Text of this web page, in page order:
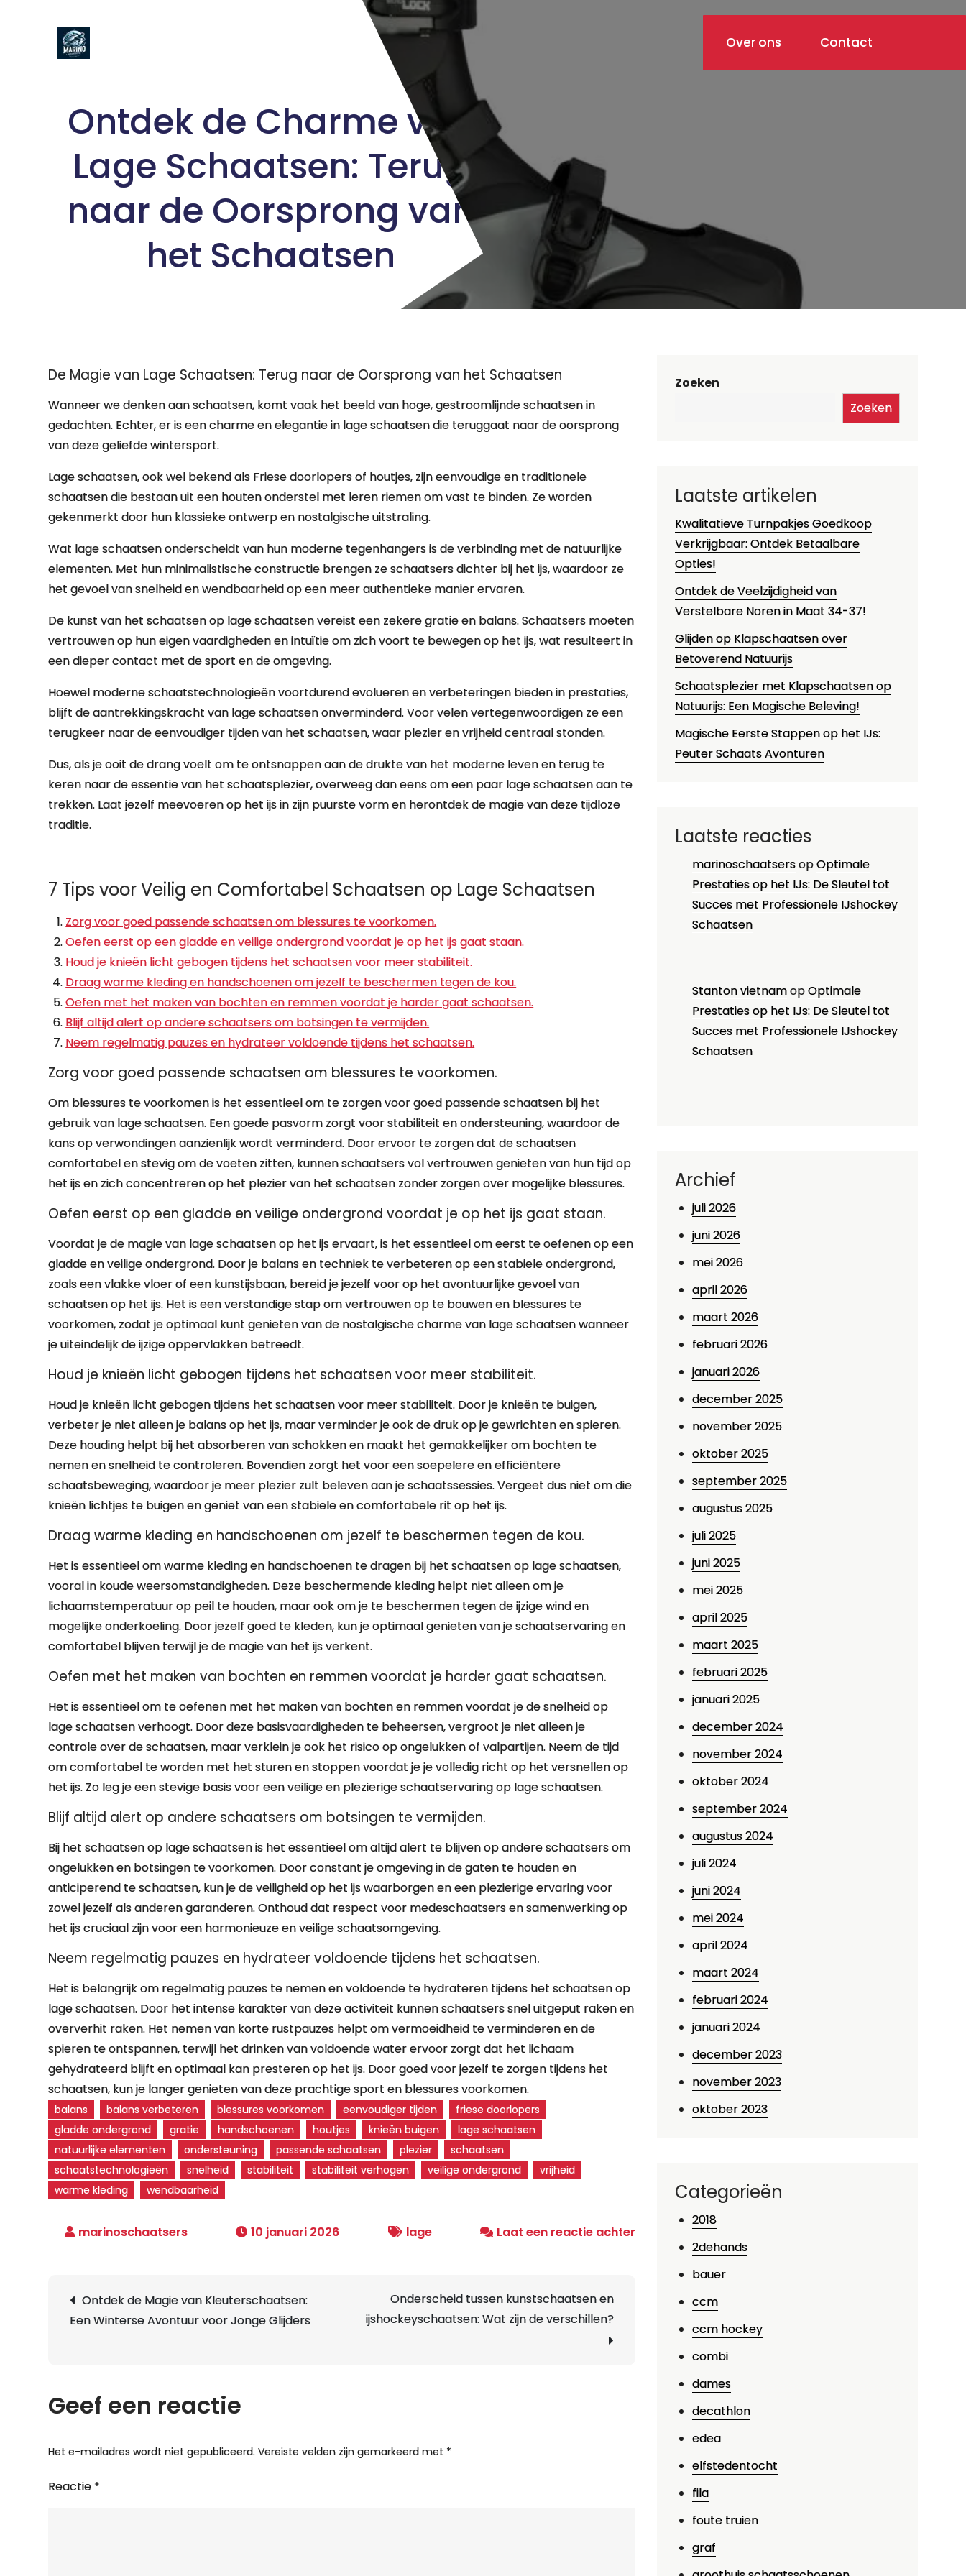
Over ons Contact
Ontdek de Charme van
Lage Schaatsen: Terug
naar de Oorsprong van
het Schaatsen
De Magie van Lage Schaatsen: Terug naar de Oorsprong van het Schaatsen
Wanneer we denken aan schaatsen, komt vaak het beeld van hoge, gestroomlijnde schaatsen in
gedachten. Echter, er is een charme en elegantie in lage schaatsen die teruggaat naar de oorsprong
van deze geliefde wintersport.
Lage schaatsen, ook wel bekend als Friese doorlopers of houtjes, zijn eenvoudige en traditionele
schaatsen die bestaan uit een houten onderstel met leren riemen om vast te binden. Ze worden
gekenmerkt door hun klassieke ontwerp en nostalgische uitstraling.
Wat lage schaatsen onderscheidt van hun moderne tegenhangers is de verbinding met de natuurlijke
elementen. Met hun minimalistische constructie brengen ze schaatsers dichter bij het ijs, waardoor ze
het gevoel van snelheid en wendbaarheid op een meer authentieke manier ervaren.
De kunst van het schaatsen op lage schaatsen vereist een zekere gratie en balans. Schaatsers moeten
vertrouwen op hun eigen vaardigheden en intuïtie om zich voort te bewegen op het ijs, wat resulteert in
een dieper contact met de sport en de omgeving.
Hoewel moderne schaatstechnologieën voortdurend evolueren en verbeteringen bieden in prestaties,
blijft de aantrekkingskracht van lage schaatsen onverminderd. Voor velen vertegenwoordigen ze een
terugkeer naar de eenvoudiger tijden van het schaatsen, waar plezier en vrijheid centraal stonden.
Dus, als je ooit de drang voelt om te ontsnappen aan de drukte van het moderne leven en terug te
keren naar de essentie van het schaatsplezier, overweeg dan eens om een paar lage schaatsen aan te
trekken. Laat jezelf meevoeren op het ijs in zijn puurste vorm en herontdek de magie van deze tijdloze
traditie.
7 Tips voor Veilig en Comfortabel Schaatsen op Lage Schaatsen
Zorg voor goed passende schaatsen om blessures te voorkomen.
Oefen eerst op een gladde en veilige ondergrond voordat je op het ijs gaat staan.
Houd je knieën licht gebogen tijdens het schaatsen voor meer stabiliteit.
Draag warme kleding en handschoenen om jezelf te beschermen tegen de kou.
Oefen met het maken van bochten en remmen voordat je harder gaat schaatsen.
Blijf altijd alert op andere schaatsers om botsingen te vermijden.
Neem regelmatig pauzes en hydrateer voldoende tijdens het schaatsen.
Zorg voor goed passende schaatsen om blessures te voorkomen.
Om blessures te voorkomen is het essentieel om te zorgen voor goed passende schaatsen bij het
gebruik van lage schaatsen. Een goede pasvorm zorgt voor stabiliteit en ondersteuning, waardoor de
kans op verwondingen aanzienlijk wordt verminderd. Door ervoor te zorgen dat de schaatsen
comfortabel en stevig om de voeten zitten, kunnen schaatsers vol vertrouwen genieten van hun tijd op
het ijs en zich concentreren op het plezier van het schaatsen zonder zorgen over mogelijke blessures.
Oefen eerst op een gladde en veilige ondergrond voordat je op het ijs gaat staan.
Voordat je de magie van lage schaatsen op het ijs ervaart, is het essentieel om eerst te oefenen op een
gladde en veilige ondergrond. Door je balans en techniek te verbeteren op een stabiele ondergrond,
zoals een vlakke vloer of een kunstijsbaan, bereid je jezelf voor op het avontuurlijke gevoel van
schaatsen op het ijs. Het is een verstandige stap om vertrouwen op te bouwen en blessures te
voorkomen, zodat je optimaal kunt genieten van de nostalgische charme van lage schaatsen wanneer
je uiteindelijk de ijzige oppervlakken betreedt.
Houd je knieën licht gebogen tijdens het schaatsen voor meer stabiliteit.
Houd je knieën licht gebogen tijdens het schaatsen voor meer stabiliteit. Door je knieën te buigen,
verbeter je niet alleen je balans op het ijs, maar verminder je ook de druk op je gewrichten en spieren.
Deze houding helpt bij het absorberen van schokken en maakt het gemakkelijker om bochten te
nemen en snelheid te controleren. Bovendien zorgt het voor een soepelere en efficiëntere
schaatsbeweging, waardoor je meer plezier zult beleven aan je schaatssessies. Vergeet dus niet om die
knieën lichtjes te buigen en geniet van een stabiele en comfortabele rit op het ijs.
Draag warme kleding en handschoenen om jezelf te beschermen tegen de kou.
Het is essentieel om warme kleding en handschoenen te dragen bij het schaatsen op lage schaatsen,
vooral in koude weersomstandigheden. Deze beschermende kleding helpt niet alleen om je
lichaamstemperatuur op peil te houden, maar ook om je te beschermen tegen de ijzige wind en
mogelijke onderkoeling. Door jezelf goed te kleden, kun je optimaal genieten van je schaatservaring en
comfortabel blijven terwijl je de magie van het ijs verkent.
Oefen met het maken van bochten en remmen voordat je harder gaat schaatsen.
Het is essentieel om te oefenen met het maken van bochten en remmen voordat je de snelheid op
lage schaatsen verhoogt. Door deze basisvaardigheden te beheersen, vergroot je niet alleen je
controle over de schaatsen, maar verklein je ook het risico op ongelukken of valpartijen. Neem de tijd
om comfortabel te worden met het sturen en stoppen voordat je je volledig richt op het versnellen op
het ijs. Zo leg je een stevige basis voor een veilige en plezierige schaatservaring op lage schaatsen.
Blijf altijd alert op andere schaatsers om botsingen te vermijden.
Bij het schaatsen op lage schaatsen is het essentieel om altijd alert te blijven op andere schaatsers om
ongelukken en botsingen te voorkomen. Door constant je omgeving in de gaten te houden en
anticiperend te schaatsen, kun je de veiligheid op het ijs waarborgen en een plezierige ervaring voor
zowel jezelf als anderen garanderen. Onthoud dat respect voor medeschaatsers en samenwerking op
het ijs cruciaal zijn voor een harmonieuze en veilige schaatsomgeving.
Neem regelmatig pauzes en hydrateer voldoende tijdens het schaatsen.
Het is belangrijk om regelmatig pauzes te nemen en voldoende te hydrateren tijdens het schaatsen op
lage schaatsen. Door het intense karakter van deze activiteit kunnen schaatsers snel uitgeput raken en
oververhit raken. Het nemen van korte rustpauzes helpt om vermoeidheid te verminderen en de
spieren te ontspannen, terwijl het drinken van voldoende water ervoor zorgt dat het lichaam
gehydrateerd blijft en optimaal kan presteren op het ijs. Door goed voor jezelf te zorgen tijdens het
schaatsen, kun je langer genieten van deze prachtige sport en blessures voorkomen.
balans balans verbeteren blessures voorkomen eenvoudiger tijden
friese doorlopers
gladde ondergrond
gratie handschoenen houtjes knieën buigen
lage schaatsen
natuurlijke elementen
ondersteuning passende schaatsen plezier
schaatsen
schaatstechnologieën
snelheid stabiliteit stabiliteit verhogen veilige ondergrond
vrijheid
warme kleding
wendbaarheid
10 januari 2026 lage Laat een reactie achterop
Schaatsen:
Oorsprong
Schaatsen
Berichtnavigatie
Ontdek de Magie van Kleuterschaatsen:
Een Winterse Avontuur voor Jonge Glijders
Onderscheid tussen kunstschaatsen en
ijshockeyschaatsen: Wat zijn de verschillen?
Geef een reactie
Het e-mailadres wordt niet gepubliceerd. Vereiste velden zijn gemarkeerd met *
Reactie *
Zoeken
Zoeken
Laatste artikelen
Kwalitatieve Turnpakjes Goedkoop
Verkrijgbaar: Ontdek Betaalbare
Opties!
Ontdek de Veelzijdigheid van
Verstelbare Noren in Maat 34-37!
Glijden op Klapschaatsen over
Betoverend Natuurijs
Schaatsplezier met Klapschaatsen op
Natuurijs: Een Magische Beleving!
Magische Eerste Stappen op het IJs:
Peuter Schaats Avonturen
Laatste reacties
marinoschaatsersopOptimale
Prestaties op het IJs: De Sleutel tot
Succes met Professionele IJshockey
Schaatsen
Stanton vietnamopOptimale
Prestaties op het IJs: De Sleutel tot
Succes met Professionele IJshockey
Schaatsen
Archief
juli 2026
juni 2026
mei 2026
april 2026
maart 2026
februari 2026
januari 2026
december 2025
november 2025
oktober 2025
september 2025
augustus 2025
juli 2025
juni 2025
mei 2025
april 2025
maart 2025
februari 2025
januari 2025
december 2024
november 2024
oktober 2024
september 2024
augustus 2024
juli 2024
juni 2024
mei 2024
april 2024
maart 2024
februari 2024
januari 2024
december 2023
november 2023
oktober 2023
Categorieën
2018
2dehands
bauer
ccm
ccm hockey
combi
dames
decathlon
edea
elfstedentocht
fila
foute truien
graf